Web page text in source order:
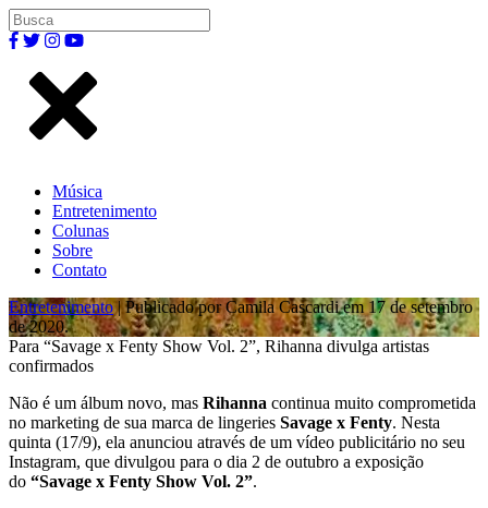
Música
Entretenimento
Colunas
Sobre
Contato
Entretenimento| Publicado por Camila Cascardi em 17 de setembro
de 2020.
Para “Savage x Fenty Show Vol. 2”, Rihanna divulga artistas
confirmados
Não é um álbum novo, mas Rihanna continua muito comprometida
no marketing de sua marca de lingeries Savage x Fenty. Nesta
quinta (17/9), ela anunciou através de um vídeo publicitário no seu
Instagram, que divulgou para o dia 2 de outubro a exposição
do “Savage x Fenty Show Vol. 2”.